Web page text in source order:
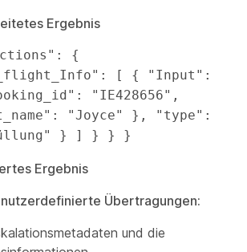
Ergebnis
{
[ { "Input":
"IE428656",
"Joyce" }, "type":
} ] } } }
Ergebnis
Übertragungen:
und die